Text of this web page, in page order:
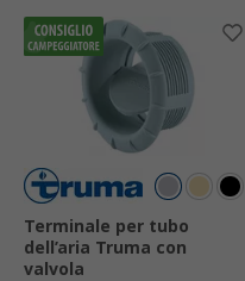
Terminale per tubo
dell’aria Truma con
valvola